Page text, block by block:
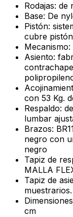
Rodajas:
Base: De
Pistón:
cubre
Asiento:
con 53 Kg.
Respaldo:
lumbar
Brazos:
negro con
negro
Tapiz de
MALLA
Tapiz de
muestrarios.
cm